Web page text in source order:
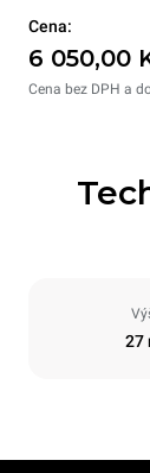
Cena:
6 050,00
Cena bez DPH a
27